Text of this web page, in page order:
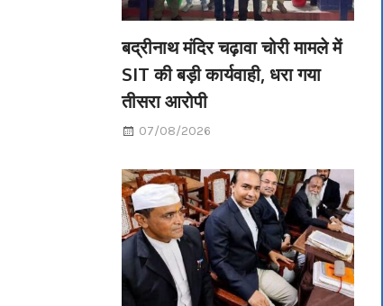
बद्रीनाथ मंदिर चढ़ावा चोरी मामले में
SIT की बड़ी कार्यवाही, धरा गया
तीसरा आरोपी
07/08/2026